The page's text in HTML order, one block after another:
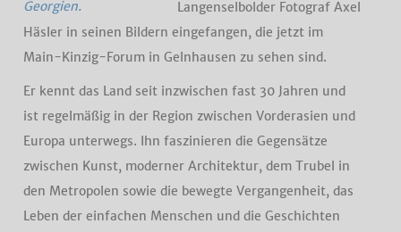
Georgien.
Langenselbolder Fotograf Axel
Häsler in seinen Bildern eingefangen, die jetzt im
Main-Kinzig-Forum in Gelnhausen zu sehen sind.
Er kennt das Land seit inzwischen fast 30 Jahren und
ist regelmäßig in der Region zwischen Vorderasien und
Europa unterwegs. Ihn faszinieren die Gegensätze
zwischen Kunst, moderner Architektur, dem Trubel in
den Metropolen sowie die bewegte Vergangenheit, das
Leben der einfachen Menschen und die Geschichten